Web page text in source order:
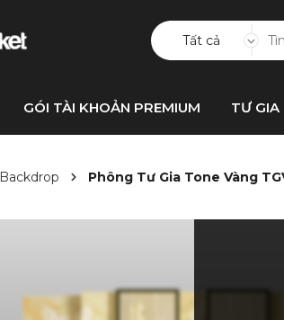
Tất cả
GÓI TÀI KHOẢN PREMIUM TƯ GIA
Backdrop Phông Tư Gia Tone Vàng